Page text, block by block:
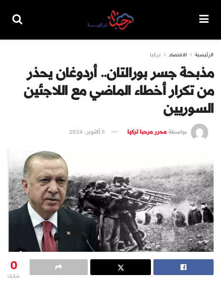
الرئيسية الاقتصاد تركيا
مذبحة جسر بورالتان.. أردوغان يحذر
من تكرار أخطاء الماضي مع اللاجئين
السوريين
بواسطةمحرر مرحبا تركيا 5 أكتوبر، 2024
0
شارك